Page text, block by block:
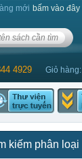
mới bấm vào đây
4929 Giỏ hàng:
kiếm phân loại